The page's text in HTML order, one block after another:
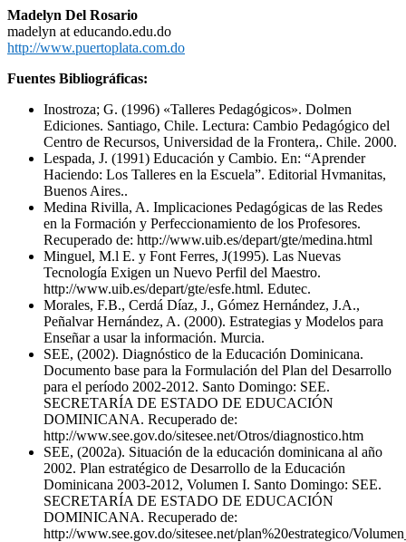
Madelyn Del Rosario
madelyn at educando.edu.do
http://www.puertoplata.com.do
Fuentes Bibliográficas:
Inostroza; G. (1996) «Talleres Pedagógicos». Dolmen
Ediciones. Santiago, Chile. Lectura: Cambio Pedagógico del
Centro de Recursos, Universidad de la Frontera,. Chile. 2000.
Lespada, J. (1991) Educación y Cambio. En: “Aprender
Haciendo: Los Talleres en la Escuela”. Editorial Hvmanitas,
Buenos Aires..
Medina Rivilla, A. Implicaciones Pedagógicas de las Redes
en la Formación y Perfeccionamiento de los Profesores.
Recuperado de: http://www.uib.es/depart/gte/medina.html
Minguel, M.l E. y Font Ferres, J(1995). Las Nuevas
Tecnología Exigen un Nuevo Perfil del Maestro.
http://www.uib.es/depart/gte/esfe.html. Edutec.
Morales, F.B., Cerdá Díaz, J., Gómez Hernández, J.A.,
Peñalvar Hernández, A. (2000). Estrategias y Modelos para
Enseñar a usar la información. Murcia.
SEE, (2002). Diagnóstico de la Educación Dominicana.
Documento base para la Formulación del Plan del Desarrollo
para el período 2002-2012. Santo Domingo: SEE.
SECRETARÍA DE ESTADO DE EDUCACIÓN
DOMINICANA. Recuperado de:
http://www.see.gov.do/sitesee.net/Otros/diagnostico.htm
SEE, (2002a). Situación de la educación dominicana al año
2002. Plan estratégico de Desarrollo de la Educación
Dominicana 2003-2012, Volumen I. Santo Domingo: SEE.
SECRETARÍA DE ESTADO DE EDUCACIÓN
DOMINICANA. Recuperado de:
http://www.see.gov.do/sitesee.net/plan%20estrategico/